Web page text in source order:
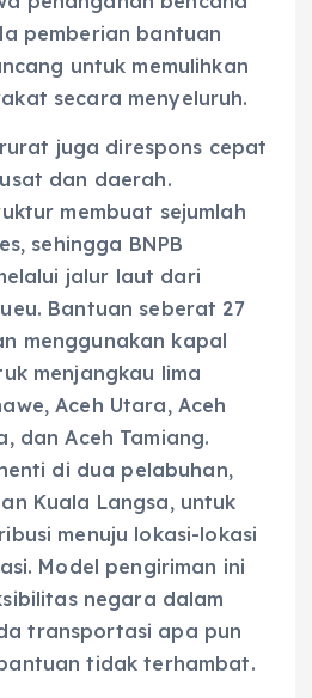
pemberian bantuan
untuk memulihkan
secara menyeluruh.
juga direspons cepat
dan daerah.
membuat sejumlah
sehingga BNPB
jalur laut dari
Bantuan seberat 27
menggunakan kapal
menjangkau lima
Aceh Utara, Aceh
dan Aceh Tamiang.
di dua pelabuhan,
Kuala Langsa, untuk
menuju lokasi-lokasi
Model pengiriman ini
negara dalam
transportasi apa pun
tidak terhambat.